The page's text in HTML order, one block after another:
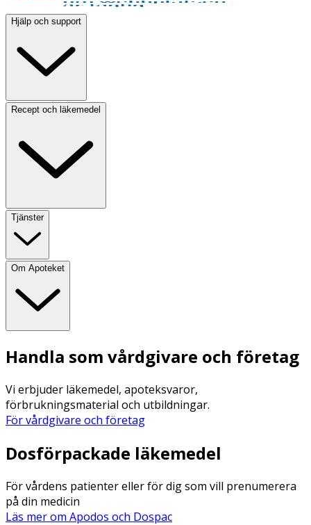
Hjälp och support
Recept och läkemedel
Tjänster
Om Apoteket
Handla som vårdgivare och företag
Vi erbjuder läkemedel, apoteksvaror,
förbrukningsmaterial och utbildningar.
För vårdgivare och företag
Dosförpackade läkemedel
För vårdens patienter eller för dig som vill prenumerera
på din medicin
Läs mer om Apodos och Dospac